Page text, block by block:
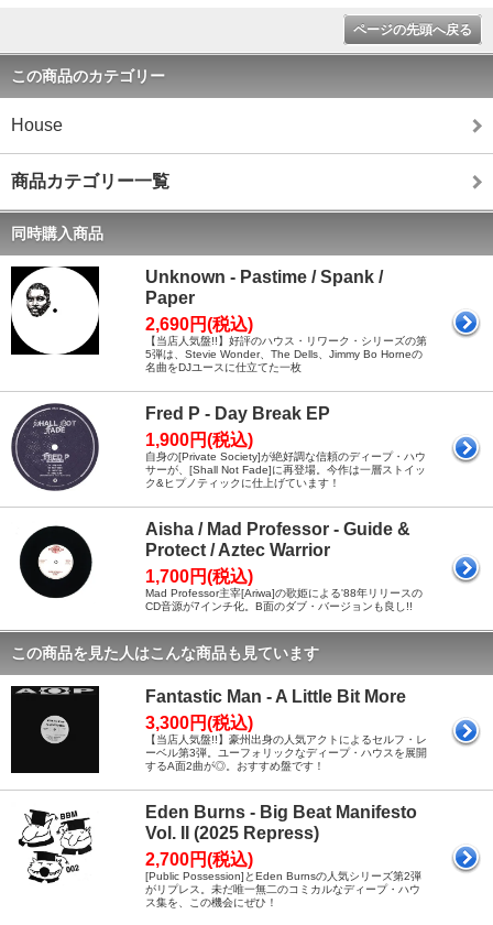
ページの先頭へ戻る
この商品のカテゴリー
House
商品カテゴリー一覧
同時購入商品
Unknown - Pastime / Spank /
Paper
2,690円(税込)
【当店人気盤!!】好評のハウス・リワーク・シリーズの第
5弾は、Stevie Wonder、The Dells、Jimmy Bo Horneの
名曲をDJユースに仕立てた一枚
Fred P - Day Break EP
1,900円(税込)
自身の[Private Society]が絶好調な信頼のディープ・ハウ
サーが、[Shall Not Fade]に再登場。今作は一層ストイッ
ク&ヒプノティックに仕上げています！
Aisha / Mad Professor - Guide &
Protect / Aztec Warrior
1,700円(税込)
Mad Professor主宰[Ariwa]の歌姫による'88年リリースの
CD音源が7インチ化。B面のダブ・バージョンも良し!!
この商品を見た人はこんな商品も見ています
Fantastic Man - A Little Bit More
3,300円(税込)
【当店人気盤!!】豪州出身の人気アクトによるセルフ・レ
ーベル第3弾。ユーフォリックなディープ・ハウスを展開
するA面2曲が◎。おすすめ盤です！
Eden Burns - Big Beat Manifesto
Vol. II (2025 Repress)
2,700円(税込)
[Public Possession]とEden Burnsの人気シリーズ第2弾
がリプレス。未だ唯一無二のコミカルなディープ・ハウ
ス集を、この機会にぜひ！